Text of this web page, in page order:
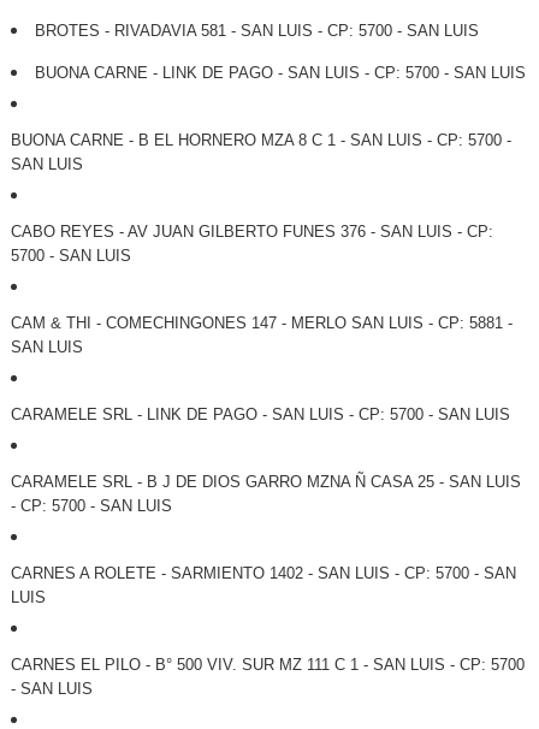
BROTES - RIVADAVIA 581 - SAN LUIS - CP: 5700 - SAN LUIS
BUONA CARNE - LINK DE PAGO - SAN LUIS - CP: 5700 - SAN LUIS
BUONA CARNE - B EL HORNERO MZA 8 C 1 - SAN LUIS - CP: 5700 -
SAN LUIS
CABO REYES - AV JUAN GILBERTO FUNES 376 - SAN LUIS - CP:
5700 - SAN LUIS
CAM & THI - COMECHINGONES 147 - MERLO SAN LUIS - CP: 5881 -
SAN LUIS
CARAMELE SRL - LINK DE PAGO - SAN LUIS - CP: 5700 - SAN LUIS
CARAMELE SRL - B J DE DIOS GARRO MZNA Ñ CASA 25 - SAN LUIS
- CP: 5700 - SAN LUIS
CARNES A ROLETE - SARMIENTO 1402 - SAN LUIS - CP: 5700 - SAN
LUIS
CARNES EL PILO - B° 500 VIV. SUR MZ 111 C 1 - SAN LUIS - CP: 5700
- SAN LUIS